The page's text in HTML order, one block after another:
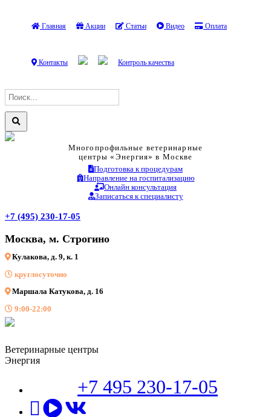
Главная Акции Статьи Видео Оплата
Контакты Контроль качества
Многопрофильные ветеринарные
центры «Энергия» в Москве
Подготовка к процедурам
Направление на госпитализацию
Онлайн консультация
Записаться к специалисту
+7 (495) 230-17-05
Москва, м. Строгино
Кулакова, д. 9, к. 1
круглосуточно
Маршала Катукова, д. 16
9:00-22:00
Ветеринарные центры
Энергия
+7 495 230-17-05